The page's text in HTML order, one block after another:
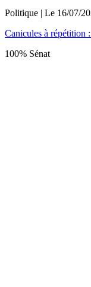
Politique | Le 16/07/
Canicules à répétition
100% Sénat